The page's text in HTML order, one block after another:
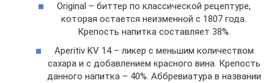
Original – биттер по классической рецептуре,
которая остается неизменной с 1807 года.
Крепость напитка составляет 38%.
Aperitiv KV 14 – ликер с меньшим количеством
сахара и с добавлением красного вина. Крепость
данного напитка – 40%. Аббревиатура в названии